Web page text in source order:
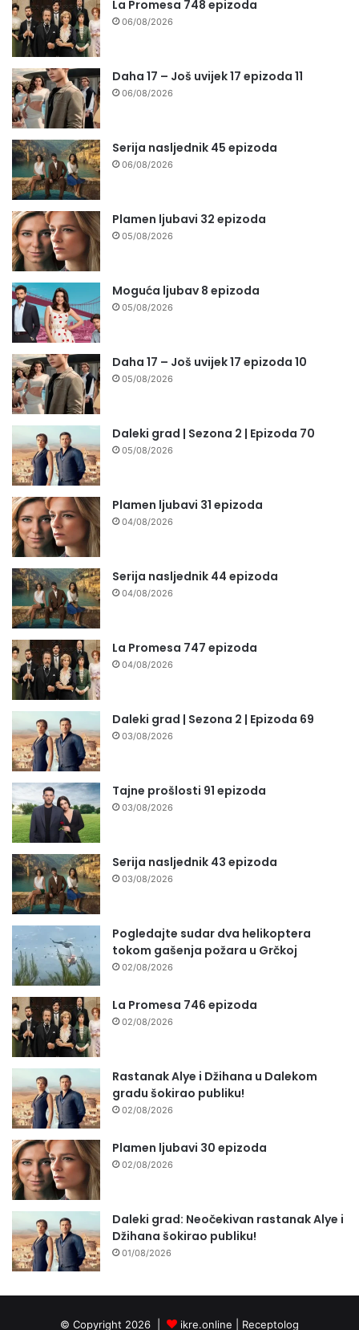
La Promesa 748 epizoda
06/08/2026
Daha 17 – Još uvijek 17 epizoda 11
06/08/2026
Serija nasljednik 45 epizoda
06/08/2026
Plamen ljubavi 32 epizoda
05/08/2026
Moguća ljubav 8 epizoda
05/08/2026
Daha 17 – Još uvijek 17 epizoda 10
05/08/2026
Daleki grad | Sezona 2 | Epizoda 70
05/08/2026
Plamen ljubavi 31 epizoda
04/08/2026
Serija nasljednik 44 epizoda
04/08/2026
La Promesa 747 epizoda
04/08/2026
Daleki grad | Sezona 2 | Epizoda 69
03/08/2026
Tajne prošlosti 91 epizoda
03/08/2026
Serija nasljednik 43 epizoda
03/08/2026
Pogledajte sudar dva helikoptera
tokom gašenja požara u Grčkoj
02/08/2026
La Promesa 746 epizoda
02/08/2026
Rastanak Alye i Džihana u Dalekom
gradu šokirao publiku!
02/08/2026
Plamen ljubavi 30 epizoda
02/08/2026
Daleki grad: Neočekivan rastanak Alye i
Džihana šokirao publiku!
01/08/2026
© Copyright 2026 | ikre.online | Receptolog